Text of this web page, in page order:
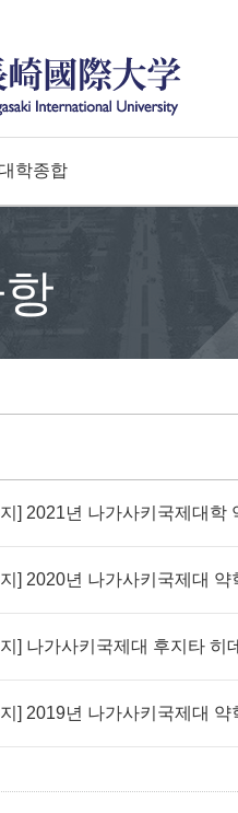
학종합
] 2021년 나가사키국제대학
] 2020년 나가사키국제대
] 나가사키국제대 후지타 히
] 2019년 나가사키국제대 약